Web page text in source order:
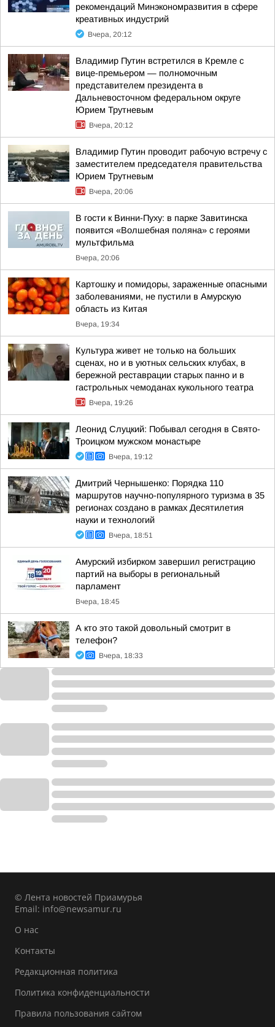
рекомендаций Минэкономразвития в сфере
креативных индустрий
Вчера, 20:12
Владимир Путин встретился в Кремле с
вице-премьером — полномочным
представителем президента в
Дальневосточном федеральном округе
Юрием Трутневым
Вчера, 20:12
Владимир Путин проводит рабочую встречу с
заместителем председателя правительства
Юрием Трутневым
Вчера, 20:06
В гости к Винни-Пуху: в парке Завитинска
появится «Волшебная поляна» с героями
мультфильма
Вчера, 20:06
Картошку и помидоры, зараженные опасными
заболеваниями, не пустили в Амурскую
область из Китая
Вчера, 19:34
Культура живет не только на больших
сценах, но и в уютных сельских клубах, в
бережной реставрации старых панно и в
гастрольных чемоданах кукольного театра
Вчера, 19:26
Леонид Слуцкий: Побывал сегодня в Свято-
Троицком мужском монастыре
Вчера, 19:12
Дмитрий Чернышенко: Порядка 110
маршрутов научно-популярного туризма в 35
регионах создано в рамках Десятилетия
науки и технологий
Вчера, 18:51
Амурский избирком завершил регистрацию
партий на выборы в региональный
парламент
Вчера, 18:45
А кто это такой довольный смотрит в
телефон?
Вчера, 18:33
© Лента новостей Приамурья
Email: info@newsamur.ru
О нас
Контакты
Редакционная политика
Политика конфиденциальности
Правила пользования сайтом